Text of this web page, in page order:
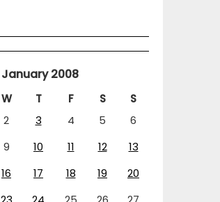
January 2008
W T F S
S
2 3 4 5
6
9 10 11 12
13
16 17 18 19
20